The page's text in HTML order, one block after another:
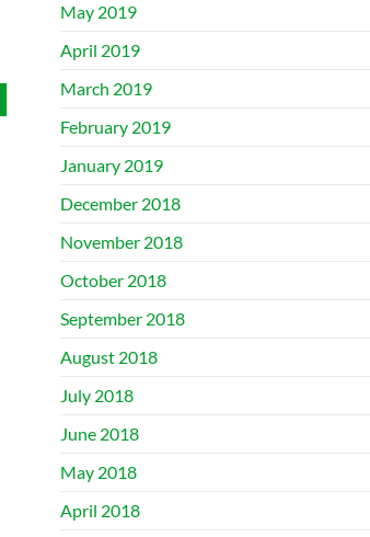
May 2019
April 2019
March 2019
February 2019
January 2019
December 2018
November 2018
October 2018
September 2018
August 2018
July 2018
June 2018
May 2018
April 2018